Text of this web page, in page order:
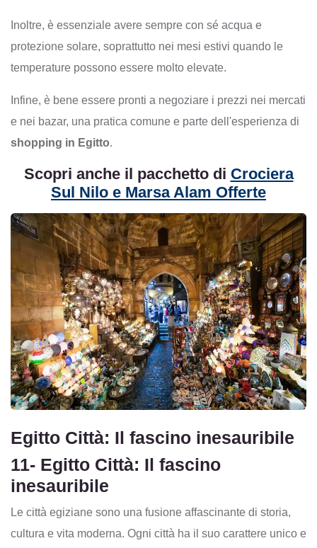
Inoltre, è essenziale avere sempre con sé acqua e
protezione solare, soprattutto nei mesi estivi quando le
temperature possono essere molto elevate.
Infine, è bene essere pronti a negoziare i prezzi nei mercati
e nei bazar, una pratica comune e parte dell'esperienza di
shopping in Egitto.
Scopri anche il pacchetto di Crociera
Sul Nilo e Marsa Alam Offerte
Egitto Città: Il fascino inesauribile
11- Egitto Città: Il fascino
inesauribile
Le città egiziane sono una fusione affascinante di storia,
cultura e vita moderna. Ogni città ha il suo carattere unico e